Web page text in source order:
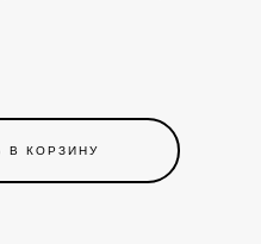
В КОРЗИНУ